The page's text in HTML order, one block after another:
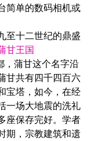
简单的数码相机或
至十二世纪的鼎盛
甘王国
，蒲甘这个名字沿
甘共有四千四百六
宝塔，如今，在经
一场大地震的洗礼
座保存完好。学者
期，宗教建筑和遗